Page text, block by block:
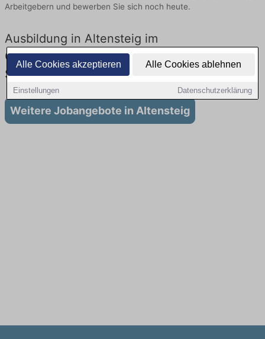
Alle Cookies akzeptieren Alle Cookies ablehnen
Einstellungen Datenschutzerklärung
Arbeitgebern und bewerben Sie sich noch heute.
Ausbildung in Altensteig im
Gesundheitswesen: Aktuell gibt es keine
Stellenangebote für Ausbildung in Altensteig
Weitere Jobangebote in Altensteig